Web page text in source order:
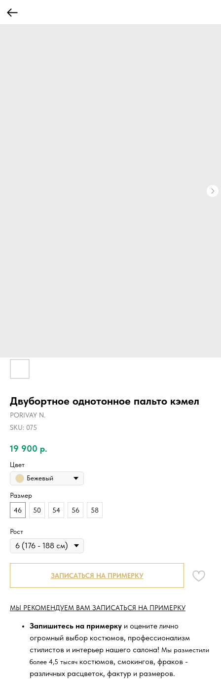
Двубортное однотонное пальто кэмел
PORIVAY N.
SKU: 075
19 900 р.
Цвет
Бежевый
Размер
46
50 54 56 58
Рост
ЗАПИСАТЬСЯ НА ПРИМЕРКУ
МЫ РЕКОМЕНДУЕМ ВАМ ЗАПИСАТЬСЯ НА ПРИМЕРКУ
Запишитесь на примерку и оцените лично
огромный выбор костюмов, профессионализм
стилистов и интерьер нашего салона! Мы разместили
более 4,5 тысяч костюмов, смокингов, фраков -
различных расцветок, фактур и размеров.